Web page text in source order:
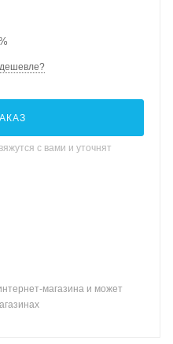
с вами и уточнят
магазина и может